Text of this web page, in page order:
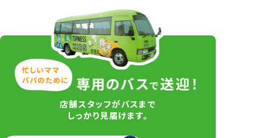
店舗スタッフがバスまで
しっかり見届けます。